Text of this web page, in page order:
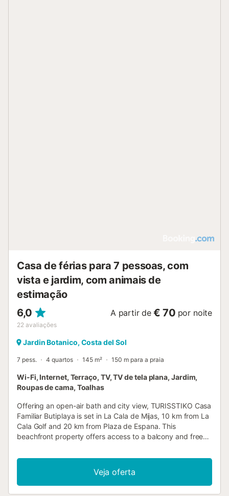
Casa de férias para 7 pessoas, com
vista e jardim, com animais de
estimação
6,0
22 avaliações
A partir de € 70 por noite
Jardin Botanico, Costa del Sol
7 pess. 4 quartos 145 m² 150 m para a praia
Wi-Fi, Internet, Terraço, TV, TV de tela plana, Jardim,
Roupas de cama, Toalhas
Offering an open-air bath and city view, TURISSTIKO Casa
Familiar Butiplaya is set in La Cala de Mijas, 10 km from La
Cala Golf and 20 km from Plaza de Espana. This
beachfront property offers access to a balcony and free
Veja oferta